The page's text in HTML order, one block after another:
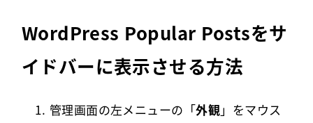
WordPress Popular Postsをサ
イドバーに表示させる方法
管理画面の左メニューの「外観」をマウス